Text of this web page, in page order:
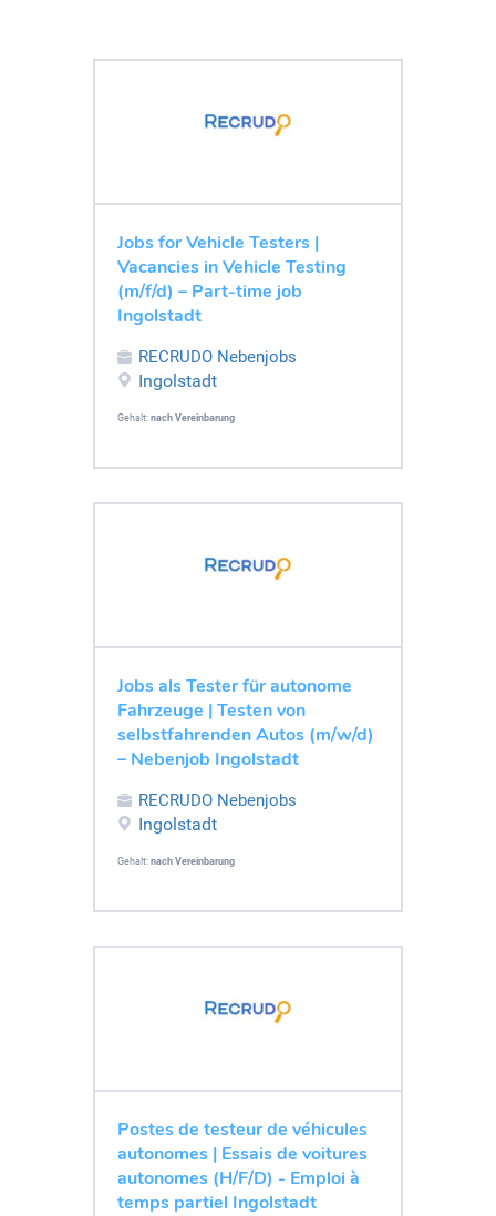
Jobs for Vehicle Testers |
Vacancies in Vehicle Testing
(m/f/d) – Part-time job
Ingolstadt
RECRUDO Nebenjobs
Ingolstadt
Gehalt: nach Vereinbarung
Jobs als Tester für autonome
Fahrzeuge | Testen von
selbstfahrenden Autos (m/w/d)
– Nebenjob Ingolstadt
RECRUDO Nebenjobs
Ingolstadt
Gehalt: nach Vereinbarung
Postes de testeur de véhicules
autonomes | Essais de voitures
autonomes (H/F/D) - Emploi à
temps partiel Ingolstadt